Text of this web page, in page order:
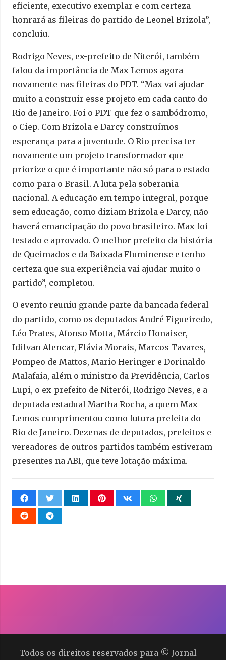
eficiente, executivo exemplar e com certeza
honrará as fileiras do partido de Leonel Brizola”,
concluiu.
Rodrigo Neves, ex-prefeito de Niterói, também
falou da importância de Max Lemos agora
novamente nas fileiras do PDT. “Max vai ajudar
muito a construir esse projeto em cada canto do
Rio de Janeiro. Foi o PDT que fez o sambódromo,
o Ciep. Com Brizola e Darcy construímos
esperança para a juventude. O Rio precisa ter
novamente um projeto transformador que
priorize o que é importante não só para o estado
como para o Brasil. A luta pela soberania
nacional. A educação em tempo integral, porque
sem educação, como diziam Brizola e Darcy, não
haverá emancipação do povo brasileiro. Max foi
testado e aprovado. O melhor prefeito da história
de Queimados e da Baixada Fluminense e tenho
certeza que sua experiência vai ajudar muito o
partido”, completou.
O evento reuniu grande parte da bancada federal
do partido, como os deputados André Figueiredo,
Léo Prates, Afonso Motta, Márcio Honaiser,
Idilvan Alencar, Flávia Morais, Marcos Tavares,
Pompeo de Mattos, Mario Heringer e Dorinaldo
Malafaia, além o ministro da Previdência, Carlos
Lupi, o ex-prefeito de Niterói, Rodrigo Neves, e a
deputada estadual Martha Rocha, a quem Max
Lemos cumprimentou como futura prefeita do
Rio de Janeiro. Dezenas de deputados, prefeitos e
vereadores de outros partidos também estiveram
presentes na ABI, que teve lotação máxima.
Todos os direitos reservados para © Jornal